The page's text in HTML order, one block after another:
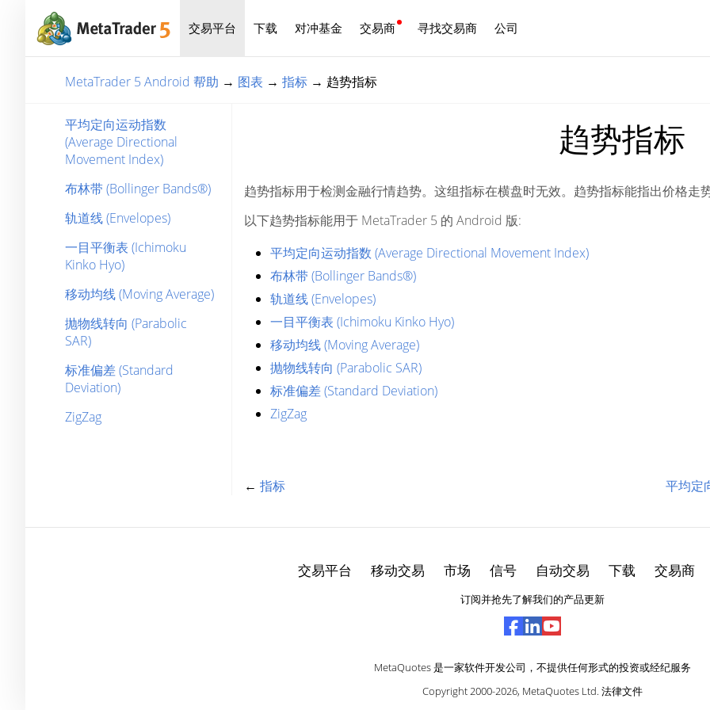
交易平台 下载 对冲基金 交易商 寻找交易商 公司
MetaTrader 5 Android 帮助 → 图表 → 指标 → 趋势指标
平均定向运动指数
(Average Directional
Movement Index)
布林带 (Bollinger Bands®)
轨道线 (Envelopes)
一目平衡表 (Ichimoku
Kinko Hyo)
移动均线 (Moving Average)
抛物线转向 (Parabolic
SAR)
标准偏差 (Standard
Deviation)
ZigZag
趋势指标
趋势指标用于检测金融行情趋势。这组指标在横盘时无效。趋势指标能指出价格走势
以下趋势指标能用于 MetaTrader 5 的 Android 版:
平均定向运动指数 (Average Directional Movement Index)
布林带 (Bollinger Bands®)
轨道线 (Envelopes)
一目平衡表 (Ichimoku Kinko Hyo)
移动均线 (Moving Average)
抛物线转向 (Parabolic SAR)
标准偏差 (Standard Deviation)
ZigZag
← 指标 平均定
交易平台 移动交易 市场 信号 自动交易 下载 交易商
订阅并抢先了解我们的产品更新
MetaQuotes 是一家软件开发公司，不提供任何形式的投资或经纪服务
Copyright 2000-2026, MetaQuotes Ltd. 法律文件